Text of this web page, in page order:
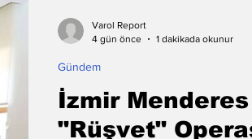
İzmir
"Rüşvet"
Gündem
Varol Report
4 gün önce
1 dakikada okunur